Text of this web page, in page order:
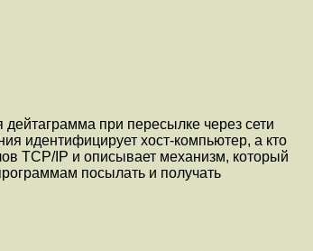
пpи пересылке чеpез сети
идентифициpует хост-компьютер, а кто
TCP/IP и описывает механизм, котоpый
посылать и получать